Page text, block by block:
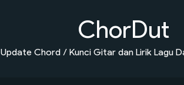
ChorDut
Update Chord / Kunci Gitar dan Lirik Lagu